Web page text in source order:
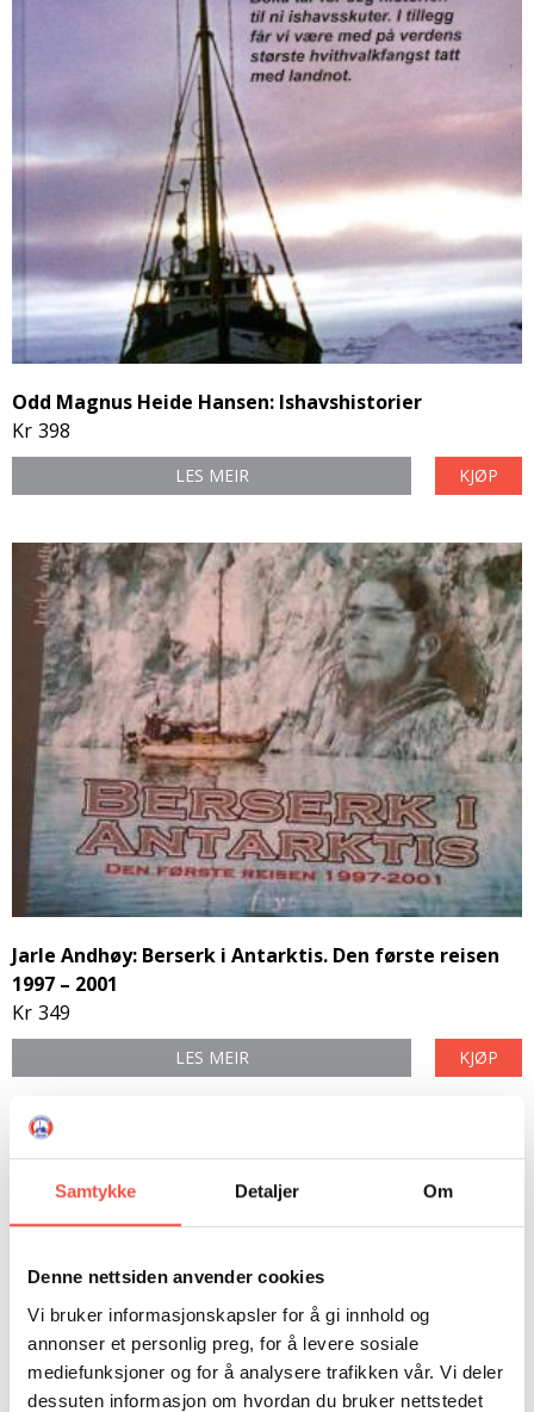
Samtykke Detaljer Om
Denne nettsiden anvender cookies
Vi bruker informasjonskapsler for å gi innhold og
annonser et personlig preg, for å levere sosiale
mediefunksjoner og for å analysere trafikken vår. Vi deler
dessuten informasjon om hvordan du bruker nettstedet
Odd Magnus Heide Hansen: Ishavshistorier
Kr 398
LES MEIR KJØP
Jarle Andhøy: Berserk i Antarktis. Den første reisen
1997 – 2001
Kr 349
LES MEIR KJØP